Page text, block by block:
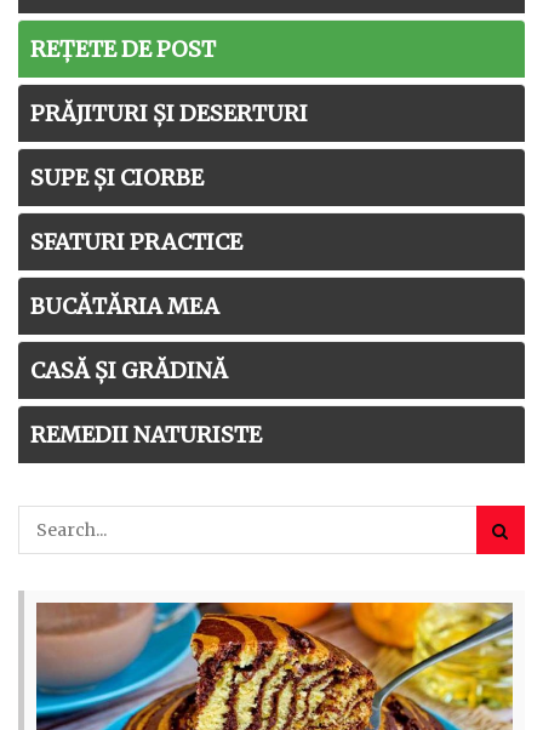
REȚETE DE POST
PRĂJITURI ȘI DESERTURI
SUPE ȘI CIORBE
SFATURI PRACTICE
BUCĂTĂRIA MEA
CASĂ ȘI GRĂDINĂ
REMEDII NATURISTE